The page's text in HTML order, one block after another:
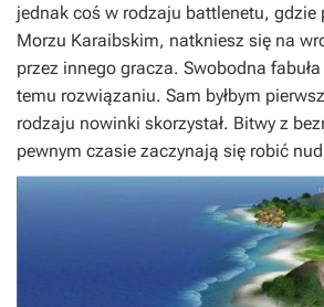
jednak coś w rodzaju battlenetu, gdzie
Morzu Karaibskim, natkniesz się na
przez innego gracza. Swobodna fabuła
temu rozwiązaniu. Sam byłbym
rodzaju nowinki skorzystał. Bitwy z
pewnym czasie zaczynają się robić